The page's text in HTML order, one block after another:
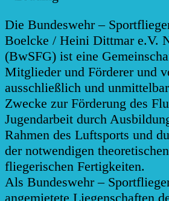
Die Bundeswehr –
Boelcke / Heini Dittmar e.V.
(BwSFG) ist eine
Mitglieder und Förderer und
ausschließlich und
Zwecke zur Förderung des
Jugendarbeit durch
Rahmen des Luftsports und
der notwendigen
fliegerischen Fertigkeiten.
Als Bundeswehr –
angemietete Liegenschaften